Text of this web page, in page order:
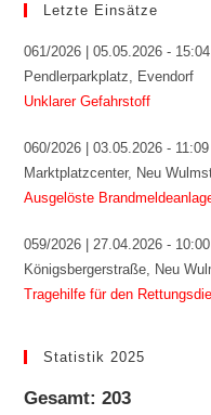
Letzte Einsätze
061/2026 | 05.05.2026 -
Pendlerparkplatz, Evendorf
Unklarer Gefahrstoff
060/2026 | 03.05.2026 - 11:09
Marktplatzcenter, Neu
Ausgelöste
059/2026 | 27.04.2026 -
Königsbergerstraße, Neu
Tragehilfe für den
Statistik 2025
Gesamt: 203